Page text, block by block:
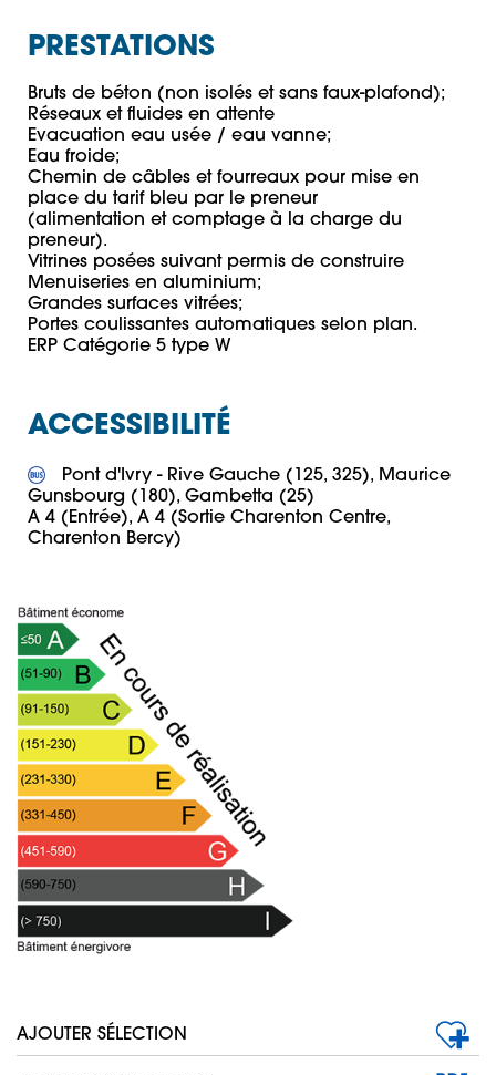
PRESTATIONS
Bruts de béton (non isolés et sans faux-plafond);
Réseaux et fluides en attente
Evacuation eau usée / eau vanne;
Eau froide;
Chemin de câbles et fourreaux pour mise en
place du tarif bleu par le preneur
(alimentation et comptage à la charge du
preneur).
Vitrines posées suivant permis de construire
Menuiseries en aluminium;
Grandes surfaces vitrées;
Portes coulissantes automatiques selon plan.
ERP Catégorie 5 type W
ACCESSIBILITÉ
Pont d'Ivry - Rive Gauche (125, 325), Maurice
Gunsbourg (180), Gambetta (25)
A 4 (Entrée), A 4 (Sortie Charenton Centre,
Charenton Bercy)
AJOUTER SÉLECTION